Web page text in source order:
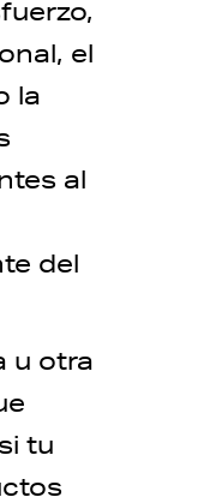
el
la
al
del
u otra
tu